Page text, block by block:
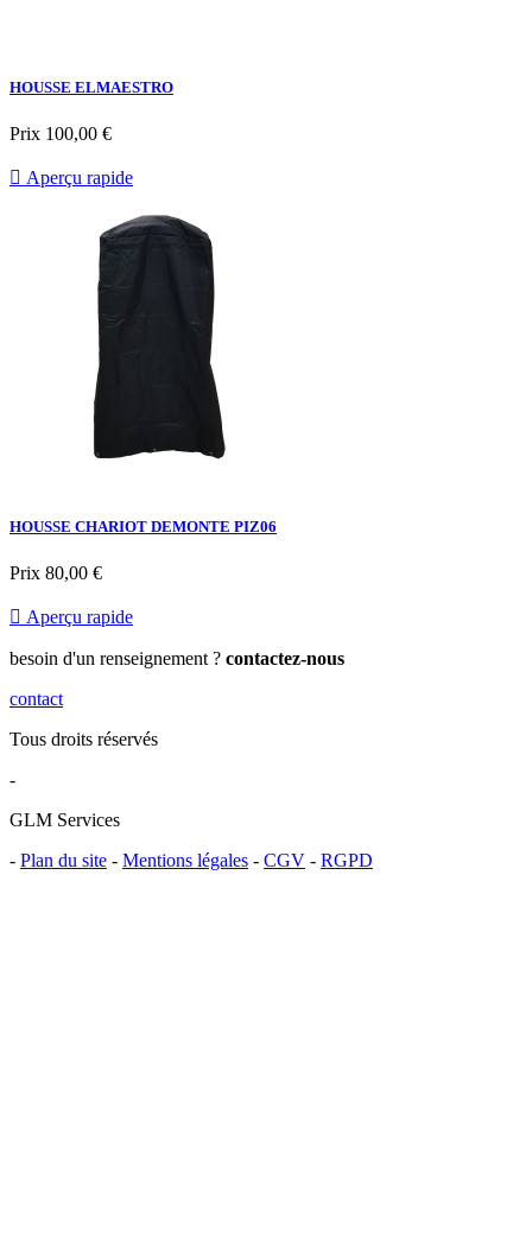
HOUSSE ELMAESTRO
Prix 100,00 €
 Aperçu rapide
HOUSSE CHARIOT DEMONTE PIZ06
Prix 80,00 €
 Aperçu rapide
besoin d'un renseignement ? contactez-nous
contact
Tous droits réservés
-
GLM Services
- Plan du site - Mentions légales - CGV - RGPD